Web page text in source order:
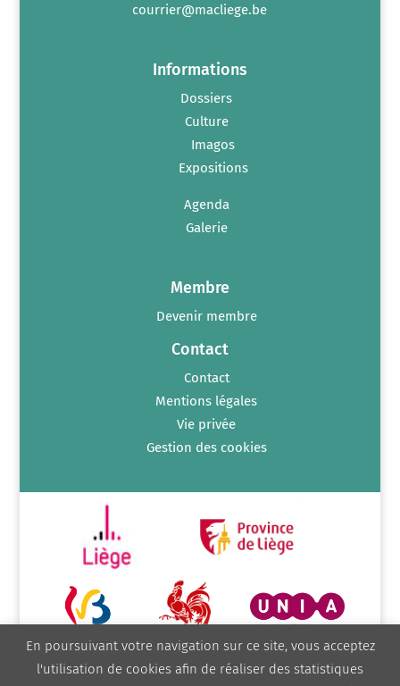
courrier@macliege.be
Informations
Dossiers
Culture
Imagos
Expositions
Agenda
Galerie
Membre
Devenir membre
Contact
Contact
Mentions légales
Vie privée
Gestion des cookies
En poursuivant votre navigation sur ce site, vous acceptez
l'utilisation de cookies afin de réaliser des statistiques